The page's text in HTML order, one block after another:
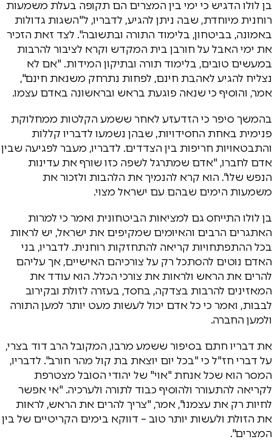
בן לולו הדגיש כי ימי בין המצרים הם תקופה בעלת משמעות
רוחנית מיוחדת, שבה ניתן להגיע, לדבריו, ל"השגות גדולות
באמונה, בביטחון, בלימוד התורה ובתשובה". לצד זאת הזכיר
את ימי האבל על חורבן בית המקדש וקרא לציבור להרבות
במעשים טובים, בלימוד תורה ובתיקון המידות. "אם לא
נצליח להגיע לאהבת חינם, לפחות נתרחק משנאת חינם",
אמר, והוסיף כי שנאה פוגעת בראש ובראשונה באדם עצמו.
בהמשך סיפר כי הזדעזע לאחר ששמע הקלטות ממחלוקת
פנימית באחת החסידויות, שבהן נשמעו לדבריו קללות
והתבטאויות חריפות בין הצדדים. לדבריו, מעבר לפגיעה שבין
אדם לחברו, "אדם שמתרגל לשפה כזו שורף את עדינות
הנפש שלו". הוא קרא להנמיך את הלהבות ולזכור את
משמעות הימים שבהם עם ישראל מצוי.
בן לולו התייחס גם למציאות הביטחונית ואמר כי למרות
האתגרים הרבים והאיומים שמקיפים את ישראל, יש לראות
בכל ההתפתחויות קריאה להתחזקות רוחנית. לדבריו, בני
האדם נוטים להסתכל רק על צורכיהם האישיים, אך עליהם
להרים את הראש ולראות את צורכי הכלל. הוא עודד את
המאזינים להרבות בצדקה, בחסד, בעזרה לזולת ובקירוב
לבבות, ואמר כי כל אדם יכול לעשות מעט יותר למען התורה
ולמען החברה.
את דבריו חתם בסיפור ששמע מרבו, המקובל הרב דוד בצרי,
על דברי חז"ל כי "בכל יום יוצאת בת קול מהר חורב". לדבריו,
המסר הוא שכל אנחת "אוי" של יהודי הסובל מצטרפת
לקריאה להתעורר ולהוסיף כבוד לתורה ולערכיה. "אי אפשר
לחיות רק את עצמנו", אמר, "צריך להרים את הראש, לראות
את הזולת ולעשות יותר טוב – דווקא בימים הקריטיים של בין
המצרים".